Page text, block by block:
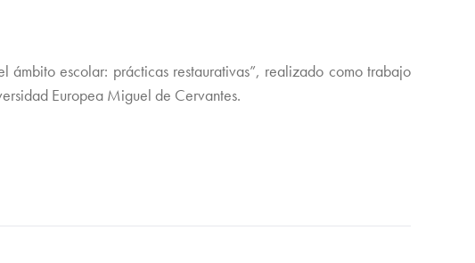
escolar: prácticas restaurativas”, realizado como trabajo
Europea Miguel de Cervantes.